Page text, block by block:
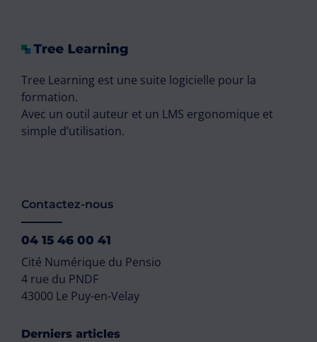
Tree Learning est une suite logicielle pour la
formation.
Avec un outil auteur et un LMS ergonomique et
simple d’utilisation.
Contactez-nous
04 15 46 00 41
Cité Numérique du Pensio
4 rue du PNDF
43000 Le Puy-en-Velay
Derniers articles